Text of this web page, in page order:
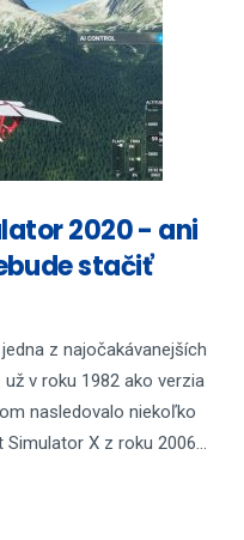
2020 - ani
stačiť
z najočakávanejších
v roku 1982 ako verzia
nasledovalo niekoľko
X z roku 2006...